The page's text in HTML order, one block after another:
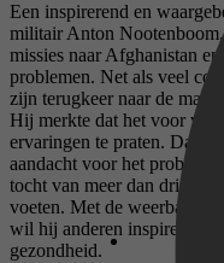
Een inspirerend en
militair Anton
missies naar Afghanistan
problemen. Net als veel
zijn terugkeer naar de
Hij merkte dat het voor
ervaringen te praten. Dat
aandacht voor het probleem
tocht van meer dan
voeten. Met de
wil hij anderen inspireren
gezondheid.